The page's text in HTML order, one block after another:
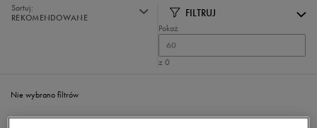
Sortuj:
REKOMENDOWANE
FILTRUJ
Pokaż
60
z 0
Nie wybrano filtrów